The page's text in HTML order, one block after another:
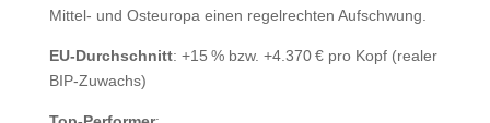
Mittel- und Osteuropa einen regelrechten Aufschwung.
EU-Durchschnitt: +15 % bzw. +4.370 € pro Kopf (realer
BIP-Zuwachs)